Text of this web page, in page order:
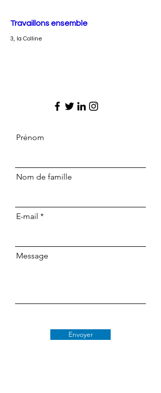
Travaillons ensemble
3, la Colline
Prénom
Nom de famille
E-mail
Message
Envoyer